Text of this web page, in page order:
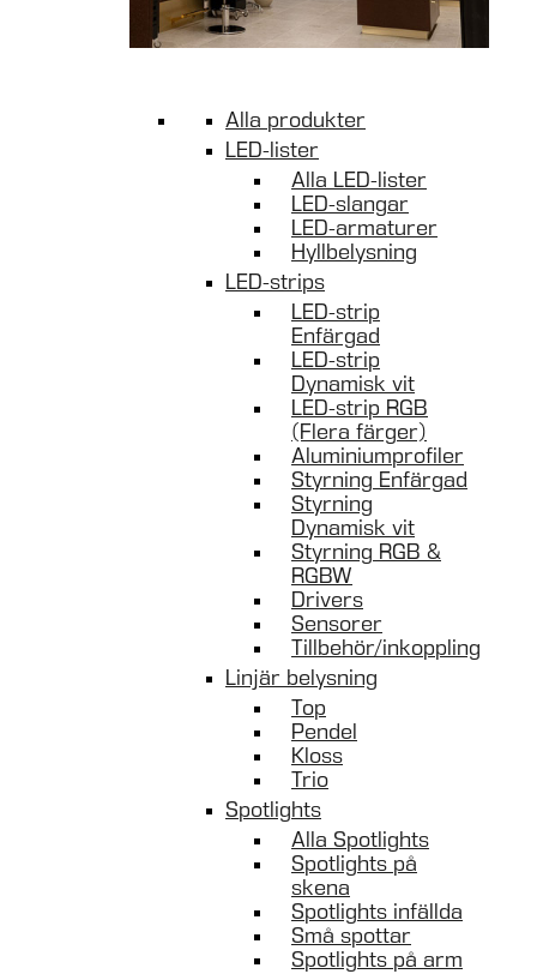
Alla produkter
LED-lister
Alla LED-lister
LED-slangar
LED-armaturer
Hyllbelysning
LED-strips
LED-strip
Enfärgad
LED-strip
Dynamisk vit
LED-strip RGB
(Flera färger)
Aluminiumprofiler
Styrning Enfärgad
Styrning
Dynamisk vit
Styrning RGB &
RGBW
Drivers
Sensorer
Tillbehör/inkoppling
Linjär belysning
Top
Pendel
Kloss
Trio
Spotlights
Alla Spotlights
Spotlights på
skena
Spotlights infällda
Små spottar
Spotlights på arm